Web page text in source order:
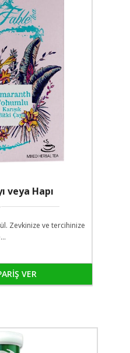
veya Hapı
Zevkinize ve tercihinize
VER